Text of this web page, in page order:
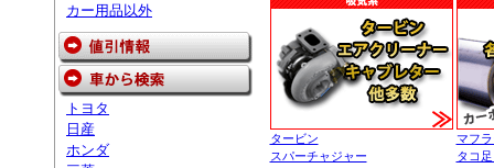
タービン
スパーチャジャー
マフ
タコ
カー用品以外
トヨタ
日産
ホンダ